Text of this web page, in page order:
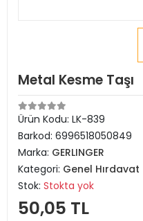
Metal Kesme Taşı
Ürün Kodu: LK-839
Barkod: 6996518050849
Marka: GERLINGER
Kategori: Genel Hırdavat
Stok: Stokta yok
50,05 TL